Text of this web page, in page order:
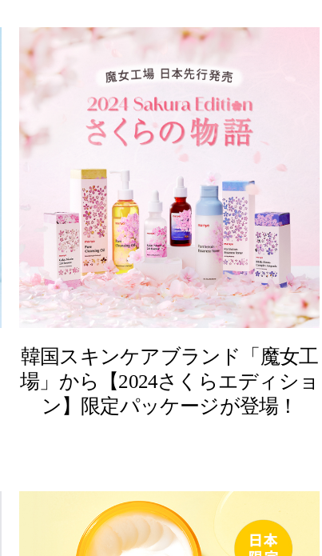
韓国スキンケアブランド「魔女工
場」から【2024さくらエディショ
ン】限定パッケージが登場！